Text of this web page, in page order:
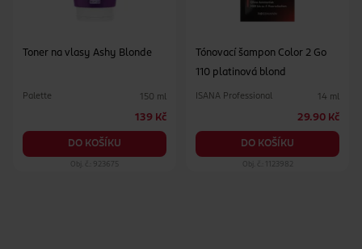
Toner na vlasy Ashy Blonde
Palette 150 ml
139 Kč
DO KOŠÍKU
Obj. č.: 923675
Tónovací šampon Color 2 Go
110 platinová blond
ISANA Professional 14 ml
29.90 Kč
DO KOŠÍKU
Obj. č.: 1123982